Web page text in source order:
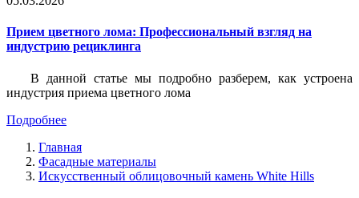
Прием цветного лома: Профессиональный взгляд на
индустрию рециклинга
В данной статье мы подробно разберем, как устроена
индустрия приема цветного лома
Подробнее
Главная
Фасадные материалы
Искусственный облицовочный камень White Hills